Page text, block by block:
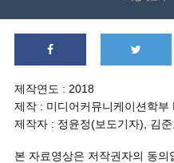
제작연도 : 2018
제작 : 미디어커뮤니케이션학부
제작자 : 정윤정(보도기자), 김
본 자료영상은 저작권자의 동의